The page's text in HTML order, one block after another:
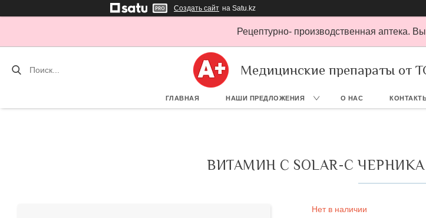
Создать сайт на Satu.kz
Рецептурно- производственная аптека.
Медицинские препараты от
ГЛАВНАЯ НАШИ ПРЕДЛОЖЕНИЯ О НАС
ВИТАМИН С SOLAR-C
Нет в наличии